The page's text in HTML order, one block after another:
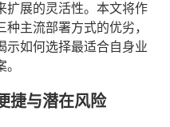
扩展的灵活性。本文将作
主流部署方式的优劣，
示如何选择最适合自身业
捷与潜在风险